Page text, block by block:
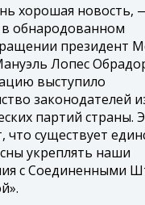
хорошая новость,
обнародованном
президент
Лопес
выступило
законодателей
партий страны.
что существует
укреплять наши
с Соединенными